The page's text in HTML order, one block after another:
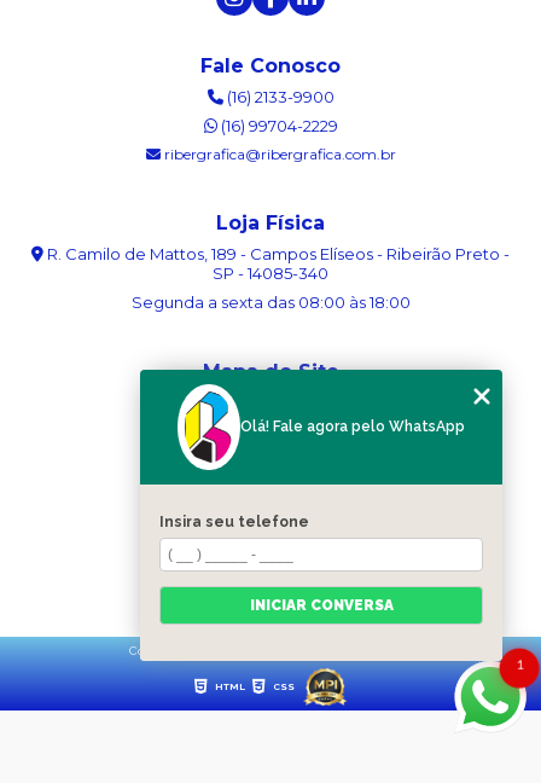
Fale Conosco
(16) 2133-9900
(16) 99704-2229
ribergrafica@ribergrafica.com.br
Loja Física
R. Camilo de Mattos, 189 - Campos Elíseos - Ribeirão Preto -
SP - 14085-340
Segunda a sexta das 08:00 às 18:00
Mapa do Site
Sobre nós
Blog
Categorias
Mapa do site
Copyright © Ribergráfica. (Lei 9610 de 19/02/1998)
HTML CSS
1
Olá! Fale agora pelo WhatsApp
Insira seu telefone
INICIAR CONVERSA